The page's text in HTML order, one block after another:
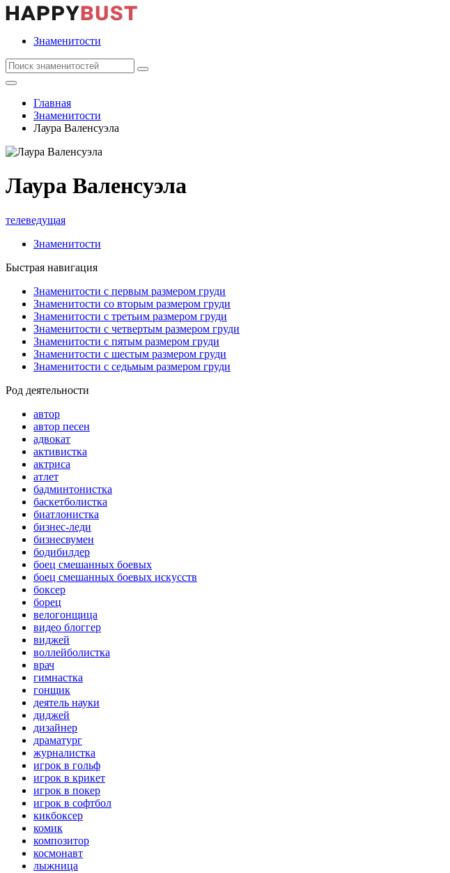
Знаменитости
Главная
Знаменитости
Лаура Валенсуэла
Лаура Валенсуэла
телеведущая
Знаменитости
Быстрая навигация
Знаменитости с первым размером груди
Знаменитости со вторым размером груди
Знаменитости с третьим размером груди
Знаменитости с четвертым размером груди
Знаменитости с пятым размером груди
Знаменитости с шестым размером груди
Знаменитости с седьмым размером груди
Род деятельности
автор
автор песен
адвокат
активистка
актриса
атлет
бадминтонистка
баскетболистка
биатлонистка
бизнес-леди
бизнесвумен
бодибилдер
боец смешанных боевых
боец смешанных боевых искусств
боксер
борец
велогонщица
видео блоггер
виджей
воллейболистка
врач
гимнастка
гонщик
деятель науки
диджей
дизайнер
драматург
журналистка
игрок в гольф
игрок в крикет
игрок в покер
игрок в софтбол
кикбоксер
комик
композитор
космонавт
лыжница